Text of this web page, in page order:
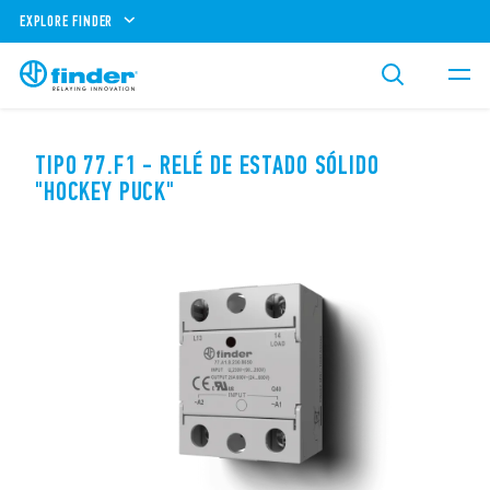
EXPLORE FINDER
TIPO 77.F1 - RELÉ DE ESTADO SÓLIDO
"HOCKEY PUCK"